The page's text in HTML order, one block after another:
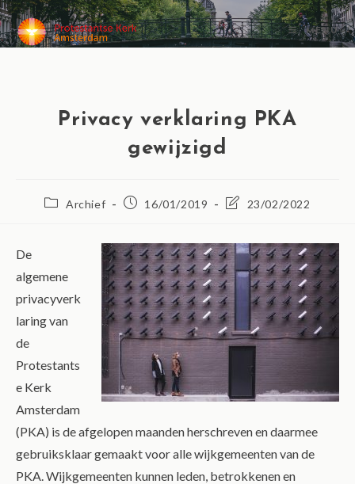
MENU
Privacy verklaring PKA
gewijzigd
Archief 16/01/2019 23/02/2022
De
algemene
privacyverk
laring van
de
Protestants
e Kerk
Amsterdam
(PKA) is de afgelopen maanden herschreven en daarmee
gebruiksklaar gemaakt voor alle wijkgemeenten van de
PKA. Wijkgemeenten kunnen leden, betrokkenen en